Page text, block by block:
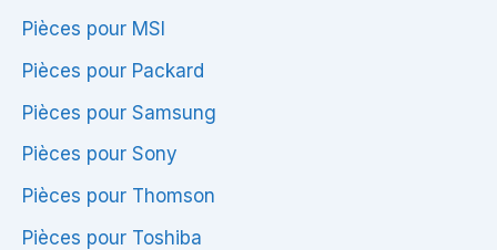
Pièces pour MSI
Pièces pour Packard
Pièces pour Samsung
Pièces pour Sony
Pièces pour Thomson
Pièces pour Toshiba